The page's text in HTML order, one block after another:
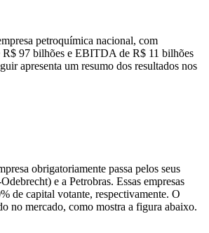
petroquímica nacional, com
97 bilhões e EBITDA de R$ 11 bilhões
apresenta um resumo dos resultados nos
obrigatoriamente passa pelos seus
e a Petrobras. Essas empresas
de capital votante, respectivamente. O
no mercado, como mostra a figura abaixo.